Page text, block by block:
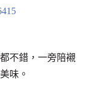
不錯，一旁陪襯
味。